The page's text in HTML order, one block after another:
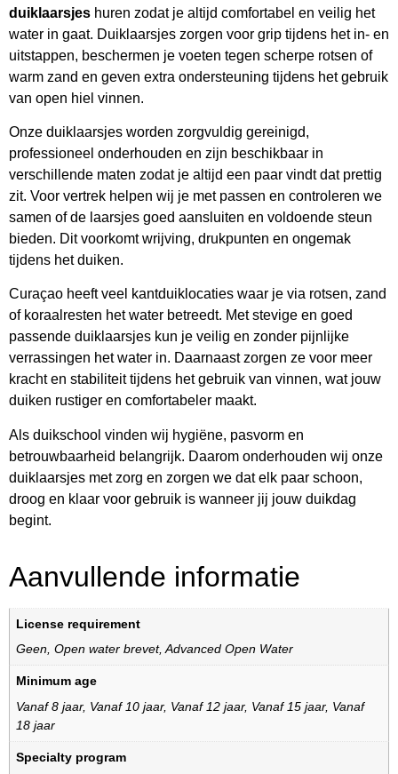
duiklaarsjes huren zodat je altijd comfortabel en veilig het
water in gaat. Duiklaarsjes zorgen voor grip tijdens het in- en
uitstappen, beschermen je voeten tegen scherpe rotsen of
warm zand en geven extra ondersteuning tijdens het gebruik
van open hiel vinnen.
Onze duiklaarsjes worden zorgvuldig gereinigd,
professioneel onderhouden en zijn beschikbaar in
verschillende maten zodat je altijd een paar vindt dat prettig
zit. Voor vertrek helpen wij je met passen en controleren we
samen of de laarsjes goed aansluiten en voldoende steun
bieden. Dit voorkomt wrijving, drukpunten en ongemak
tijdens het duiken.
Curaçao heeft veel kantduiklocaties waar je via rotsen, zand
of koraalresten het water betreedt. Met stevige en goed
passende duiklaarsjes kun je veilig en zonder pijnlijke
verrassingen het water in. Daarnaast zorgen ze voor meer
kracht en stabiliteit tijdens het gebruik van vinnen, wat jouw
duiken rustiger en comfortabeler maakt.
Als duikschool vinden wij hygiëne, pasvorm en
betrouwbaarheid belangrijk. Daarom onderhouden wij onze
duiklaarsjes met zorg en zorgen we dat elk paar schoon,
droog en klaar voor gebruik is wanneer jij jouw duikdag
begint.
Aanvullende informatie
License requirement
Geen ,Open water brevet,Advanced Open Water
Minimum age
Vanaf 8 jaar, Vanaf 10 jaar, Vanaf 12 jaar, Vanaf 15 jaar, Vanaf
18 jaar
Specialty program